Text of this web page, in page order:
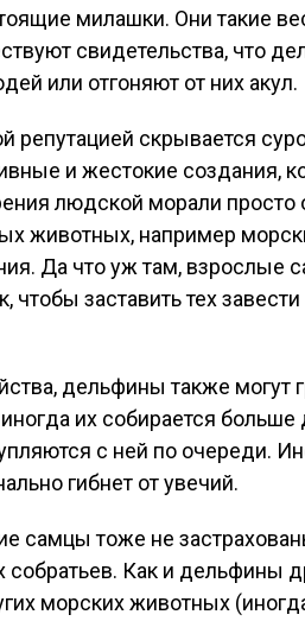
милашки. Они такие
свидетельства, что
или отгоняют от них акул.
репутацией скрывается
и жестокие создания,
людской морали просто
животных, например
Да что уж там, взрослые
чтобы заставить тех
дельфины также могут
их собирается больше
с ней по очереди.
гибнет от увечий.
самцы тоже не
собратьев. Как и дельфины
морских животных